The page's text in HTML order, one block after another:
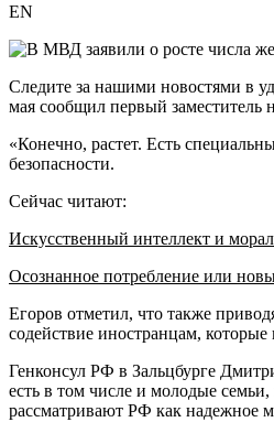
EN
Следите за нашими новостями в
мая сообщил первый
«Конечно, растет. Есть
безопасности.
Сейчас читают:
Искусственный интеллект и
Осознанное потребление или
Егоров отметил, что также
содействие иностранцам,
Генконсул РФ в Зальцбурге
есть в том числе и молодые
рассматривают РФ как надежное